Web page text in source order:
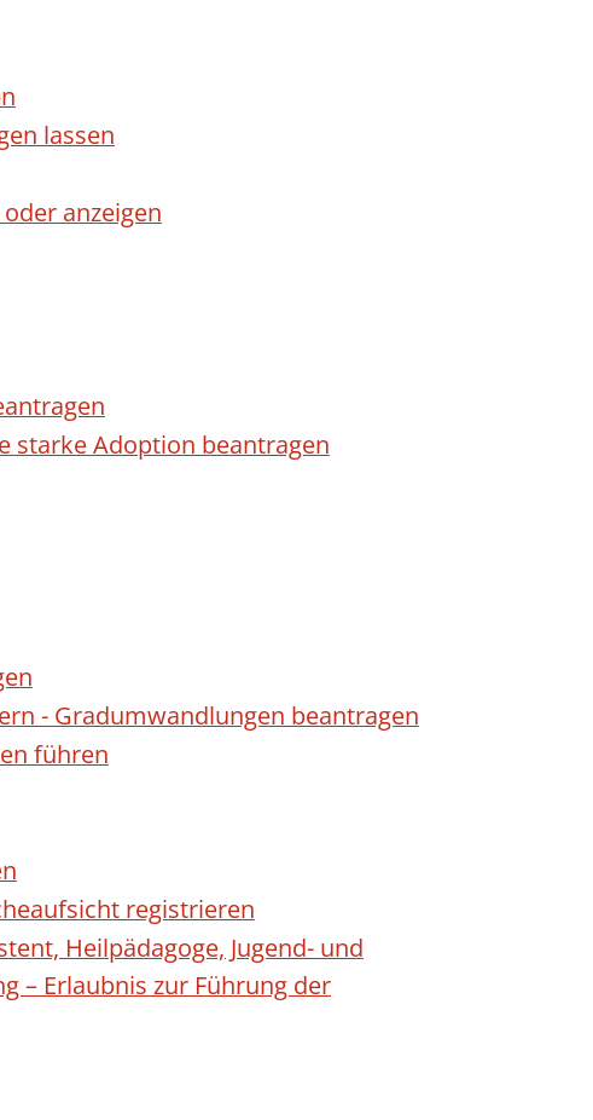
lassen
anzeigen
starke Adoption beantragen
- Gradumwandlungen beantragen
führen
registrieren
Heilpädagoge, Jugend- und
– Erlaubnis zur Führung der